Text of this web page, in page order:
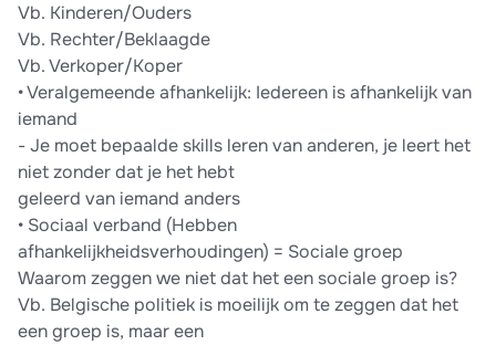
Vb. Kinderen/Ouders
Vb. Rechter/Beklaagde
Vb. Verkoper/Koper
• Veralgemeende afhankelijk: Iedereen is afhankelijk van
iemand
- Je moet bepaalde skills leren van anderen, je leert het
niet zonder dat je het hebt
geleerd van iemand anders
• Sociaal verband (Hebben
afhankelijkheidsverhoudingen) = Sociale groep
Waarom zeggen we niet dat het een sociale groep is?
Vb. Belgische politiek is moeilijk om te zeggen dat het
een groep is, maar een